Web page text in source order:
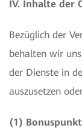
IV. Inhalte der
Bezüglich der
behalten wir
der Dienste in
auszusetzen
(1)